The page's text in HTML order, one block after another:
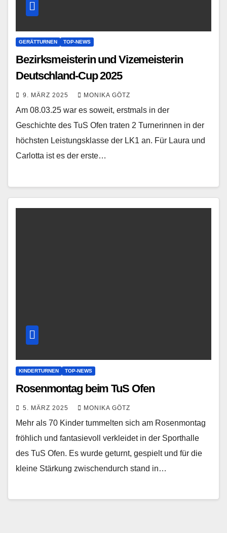
GERÄTTURNEN TOP-NEWS
Bezirksmeisterin und Vizemeisterin
Deutschland-Cup 2025
9. MÄRZ 2025 MONIKA GÖTZ
Am 08.03.25 war es soweit, erstmals in der
Geschichte des TuS Ofen traten 2 Turnerinnen in der
höchsten Leistungsklasse der LK1 an. Für Laura und
Carlotta ist es der erste…
KINDERTURNEN TOP-NEWS
Rosenmontag beim TuS Ofen
5. MÄRZ 2025 MONIKA GÖTZ
Mehr als 70 Kinder tummelten sich am Rosenmontag
fröhlich und fantasievoll verkleidet in der Sporthalle
des TuS Ofen. Es wurde geturnt, gespielt und für die
kleine Stärkung zwischendurch stand in…